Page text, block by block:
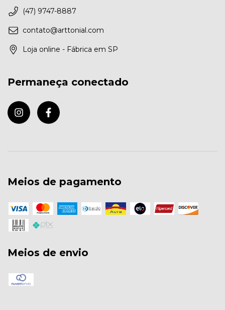
(47) 9747-8887
contato@arttonial.com
Loja online - Fábrica em SP
Permaneça conectado
Meios de pagamento
Meios de envio